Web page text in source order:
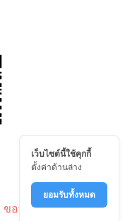
ขอบคันหิน.com
เว็บไซต์นี้ใช้คุกกี้
ตั้งค่าด้านล่าง
ยอมรับทั้งหมด